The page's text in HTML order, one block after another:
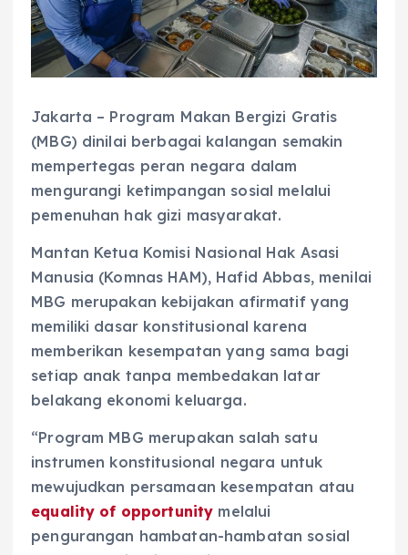
Jakarta – Program Makan Bergizi Gratis
(MBG) dinilai berbagai kalangan semakin
mempertegas peran negara dalam
mengurangi ketimpangan sosial melalui
pemenuhan hak gizi masyarakat.
Mantan Ketua Komisi Nasional Hak Asasi
Manusia (Komnas HAM), Hafid Abbas, menilai
MBG merupakan kebijakan afirmatif yang
memiliki dasar konstitusional karena
memberikan kesempatan yang sama bagi
setiap anak tanpa membedakan latar
belakang ekonomi keluarga.
“Program MBG merupakan salah satu
instrumen konstitusional negara untuk
mewujudkan persamaan kesempatan atau
equality of opportunity melalui
pengurangan hambatan-hambatan sosial